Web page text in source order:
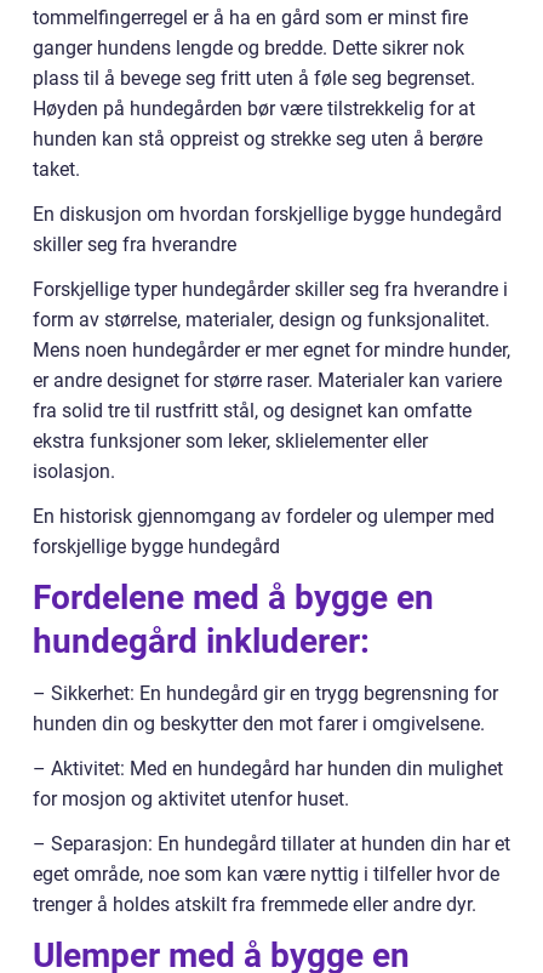
tommelfingerregel er å ha en gård som er minst fire
ganger hundens lengde og bredde. Dette sikrer nok
plass til å bevege seg fritt uten å føle seg begrenset.
Høyden på hundegården bør være tilstrekkelig for at
hunden kan stå oppreist og strekke seg uten å berøre
taket.
En diskusjon om hvordan forskjellige bygge hundegård
skiller seg fra hverandre
Forskjellige typer hundegårder skiller seg fra hverandre i
form av størrelse, materialer, design og funksjonalitet.
Mens noen hundegårder er mer egnet for mindre hunder,
er andre designet for større raser. Materialer kan variere
fra solid tre til rustfritt stål, og designet kan omfatte
ekstra funksjoner som leker, sklielementer eller
isolasjon.
En historisk gjennomgang av fordeler og ulemper med
forskjellige bygge hundegård
Fordelene med å bygge en
hundegård inkluderer:
– Sikkerhet: En hundegård gir en trygg begrensning for
hunden din og beskytter den mot farer i omgivelsene.
– Aktivitet: Med en hundegård har hunden din mulighet
for mosjon og aktivitet utenfor huset.
– Separasjon: En hundegård tillater at hunden din har et
eget område, noe som kan være nyttig i tilfeller hvor de
trenger å holdes atskilt fra fremmede eller andre dyr.
Ulemper med å bygge en